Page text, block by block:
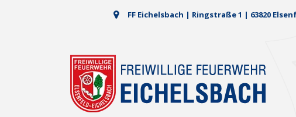
FF Eichelsbach | Ringstraße 1 | 63820